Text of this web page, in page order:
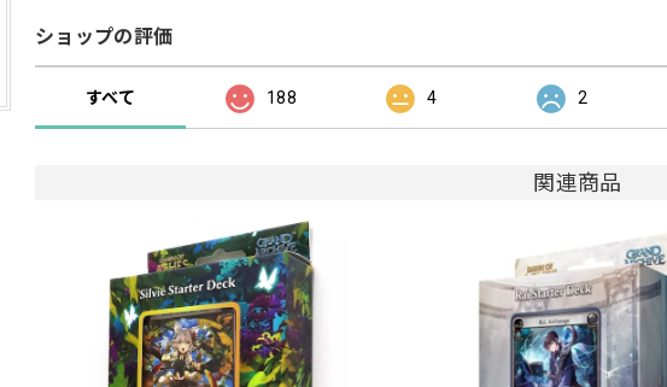
ショップの評価
すべて 188 4 2
関連商品